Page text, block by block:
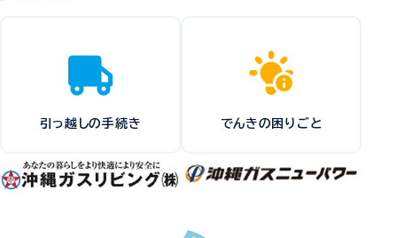
引っ越しの手続き でんきの困りごと